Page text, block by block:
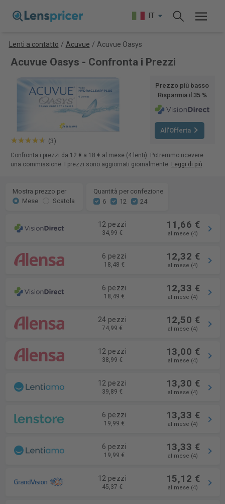
IT
Lenti a contatto / Acuvue / Acuvue Oasys
Acuvue Oasys - Confronta i Prezzi
(3)
Prezzo più basso
Risparmia il 35 %
All'Offerta
Confronta i prezzi da 12 € a 18 € al mese (4 lenti). Potremmo ricevere
una commissione. I prezzi sono aggiornati giornalmente. Leggi di più.
Mostra prezzo per
Mese
Scatola
Quantità per confezione
6
12 24
12 pezzi
34,99 €
11,66 €
al mese (4)
6 pezzi
18,48 €
12,32 €
al mese (4)
6 pezzi
18,49 €
12,33 €
al mese (4)
24 pezzi
74,99 €
12,50 €
al mese (4)
12 pezzi
38,99 €
13,00 €
al mese (4)
12 pezzi
39,89 €
13,30 €
al mese (4)
6 pezzi
19,99 €
13,33 €
al mese (4)
6 pezzi
19,99 €
13,33 €
al mese (4)
12 pezzi
45,37 €
15,12 €
al mese (4)